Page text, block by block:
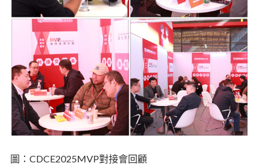
圖：CDCE2025MVP對接會回顧